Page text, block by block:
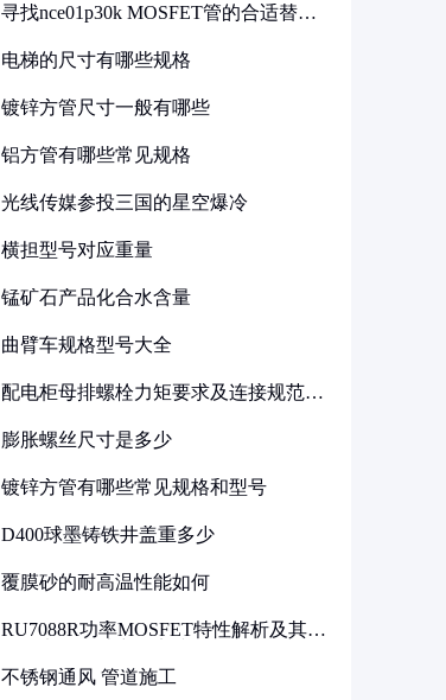
寻找nce01p30k MOSFET管的合适替代
电梯的尺寸有哪些规格
镀锌方管尺寸一般有哪些
铝方管有哪些常见规格
光线传媒参投三国的星空爆冷
横担型号对应重量
锰矿石产品化合水含量
曲臂车规格型号大全
配电柜母排螺栓力矩要求及连接规范详
膨胀螺丝尺寸是多少
镀锌方管有哪些常见规格和型号
D400球墨铸铁井盖重多少
覆膜砂的耐高温性能如何
RU7088R功率MOSFET特性解析及其在
不锈钢通风 管道施工